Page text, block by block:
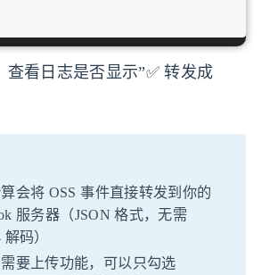
查看日志是否显示”✅ 转发成
会将 OSS 事件直接转发到你的
服务器（JSON 格式，无需
解码）
要上传功能，可以只勾选